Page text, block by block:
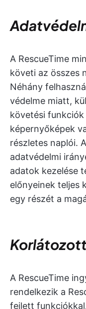
A RescueTime
követi az összes
Néhány
védelme miatt,
követési
képernyőképek
részletes naplói.
adatvédelmi
adatok kezelése
előnyeinek teljes
egy részét a
A RescueTime
rendelkezik a
fejlett